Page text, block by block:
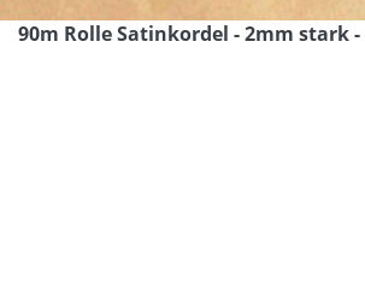
90m Rolle Satinkordel - 2mm stark